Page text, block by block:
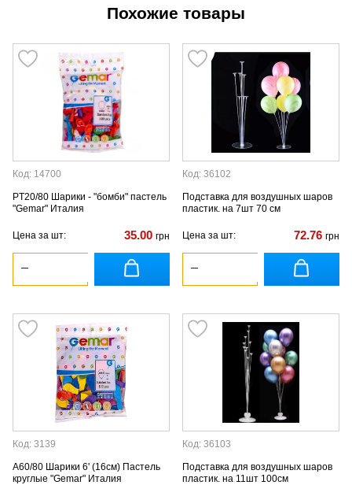
Похожие товары
Код: 14700
PT20/80 Шарики - "бомби" пастель
"Gemar" Италия
Цена за шт: 35.00 грн
Код: 36102
Подставка для воздушных шаров
пластик. на 7шт 70 см
Цена за шт: 72.76 грн
Код: 3139
A60/80 Шарики 6' (16см) Пастель
круглые "Gemar" Италия
Код: 36103
Подставка для воздушных шаров
пластик. на 11шт 100см